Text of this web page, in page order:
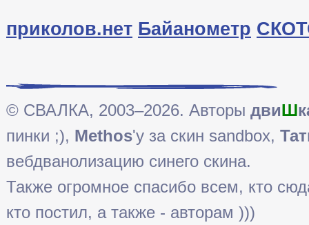
приколов.нет Байанометр
© СВАЛКА, 2003–2026. Авторы двиШ
пинки ;), Methos'у за скин sandbox,
вебдванолизацию синего скина.
Также огромное спасибо всем, кто
кто постил, а также - авторам )))